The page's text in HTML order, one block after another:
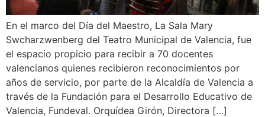
En el marco del Día del Maestro, La Sala Mary
Swcharzwenberg del Teatro Municipal de Valencia, fue
el espacio propicio para recibir a 70 docentes
valencianos quienes recibieron reconocimientos por
años de servicio, por parte de la Alcaldía de Valencia a
través de la Fundación para el Desarrollo Educativo de
Valencia, Fundeval. Orquídea Girón, Directora […]